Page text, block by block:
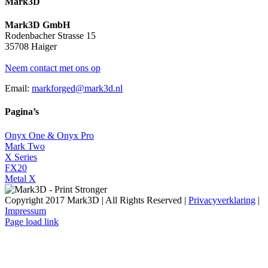
Mark3D GmbH
Rodenbacher Strasse 15
35708 Haiger
Neem contact met ons op
Email: markforged@mark3d.nl
Pagina’s
Onyx One & Onyx Pro
Mark Two
X Series
FX20
Metal X
Copyright 2017 Mark3D | All Rights Reserved | Privacyverklaring |
Impressum
Facebook
YouTube
Instagram
LinkedIn
X
Email
Page load link